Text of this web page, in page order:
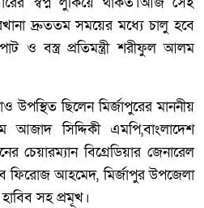
দ্রুততম সময়ের মধ্যে চালু হবে
ও বস্ত্র প্রতিমন্ত্রী শরীফুল আলম
উপস্থিত ছিলেন মির্জাপুরের মাননীয়
সিদ্দিকী এমপি,বাংলাদেশ
চেয়ারম্যান বিগ্রেডিয়ার জেনারেল
ফিরোজ আহমেদ, মির্জাপুর উপজেলা
সহ প্রমূখ।